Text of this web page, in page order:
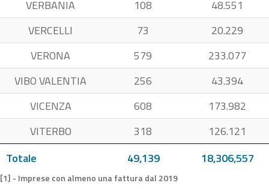
Totale 49,139 18,306,557
VERBANIA
108
48.551
VERCELLI
73
20.229
VERONA
579
233.077
VIBO VALENTIA
256
43.394
VICENZA
608
173.982
VITERBO
318 126.121
[1] - Imprese con almeno una fattura dal 2019